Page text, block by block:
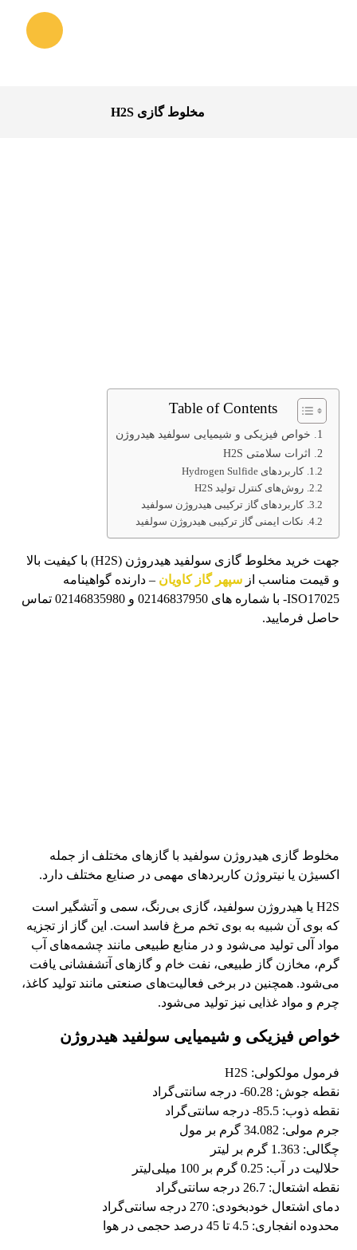
مخلوط گازی H2S
Table of Contents
خواص فیزیکی و شیمیایی سولفید هیدروژن
اثرات سلامتی H2S
کاربردهای Hydrogen Sulfide
روش‌های کنترل تولید H2S
کاربردهای گاز ترکیبی هیدروژن سولفید
نکات ایمنی گاز ترکیبی هیدروژن سولفید
جهت خرید مخلوط گازی سولفید هیدروژن (H2S) با کیفیت بالا
و قیمت مناسب ازسپهر گاز کاویان – دارنده گواهینامه
ISO17025- با شماره­ های 02146837950 و 02146835980 تماس
حاصل فرمایید.
مخلوط گازی هیدروژن سولفید با گازهای مختلف از جمله
اکسیژن یا نیتروژن کاربردهای مهمی در صنایع مختلف دارد.
H2S یا هیدروژن سولفید، گازی بی‌رنگ، سمی و آتشگیر است
که بوی آن شبیه به بوی تخم مرغ فاسد است. این گاز از تجزیه
مواد آلی تولید می‌شود و در منابع طبیعی مانند چشمه‌های آب
گرم، مخازن گاز طبیعی، نفت خام و گازهای آتشفشانی یافت
می‌شود. همچنین در برخی فعالیت‌های صنعتی مانند تولید کاغذ،
چرم و مواد غذایی نیز تولید می‌شود.
خواص فیزیکی و شیمیایی سولفید هیدروژن
فرمول مولکولی: H2S
نقطه جوش: 60.28- درجه سانتی‌گراد
نقطه ذوب: 85.5- درجه سانتی‌گراد
جرم مولی: 34.082 گرم بر مول
چگالی: 1.363 گرم بر لیتر
حلالیت در آب: 0.25 گرم بر 100 میلی‌لیتر
نقطه اشتعال: 26.7 درجه سانتی‌گراد
دمای اشتعال خودبخودی: 270 درجه سانتی‌گراد
محدوده انفجاری: 4.5 تا 45 درصد حجمی در هوا